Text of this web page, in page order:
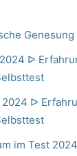
Genesung
ᐅ
ᐅ
im Test